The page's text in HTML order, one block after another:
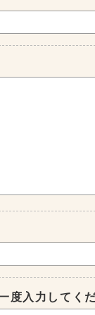
度入力してく